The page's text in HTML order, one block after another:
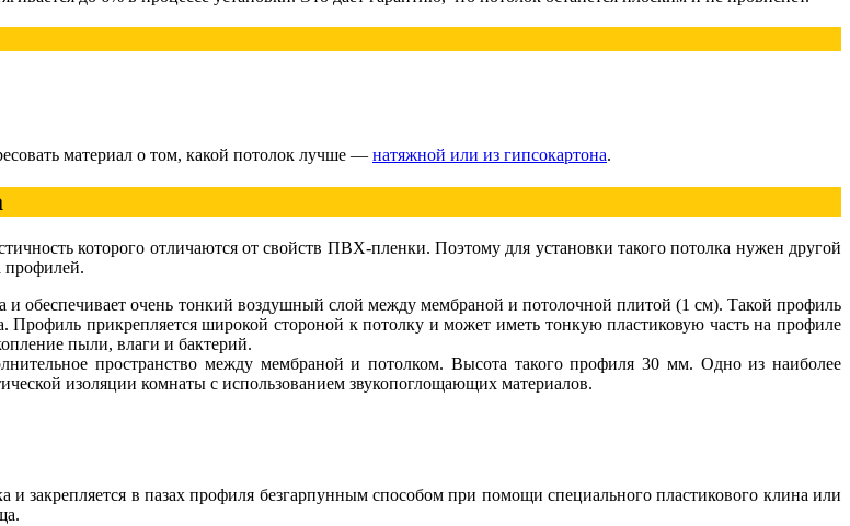
материал о том, какой потолок лучше — натяжной или из гипсокартона.
которого отличаются от свойств ПВХ-пленки. Поэтому для установки такого потолка нужен другой
профилей.
и обеспечивает очень тонкий воздушный слой между мембраной и потолочной плитой (1 см). Такой профиль
Профиль прикрепляется широкой стороной к потолку и может иметь тонкую пластиковую часть на профиле
пыли, влаги и бактерий.
пространство между мембраной и потолком. Высота такого профиля 30 мм. Одно из наиболее
изоляции комнаты с использованием звукопоглощающих материалов.
закрепляется в пазах профиля безгарпунным способом при помощи специального пластикового клина или